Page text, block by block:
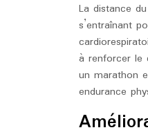
La distance
s’entraînant
à renforcer le
un marathon
endurance